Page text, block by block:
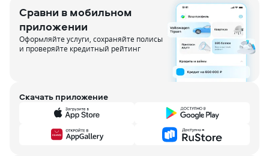
Сравни в мобильном
приложении
Оформляйте услуги, сохраняйте полисы
и проверяйте кредитный рейтинг
Скачать приложение